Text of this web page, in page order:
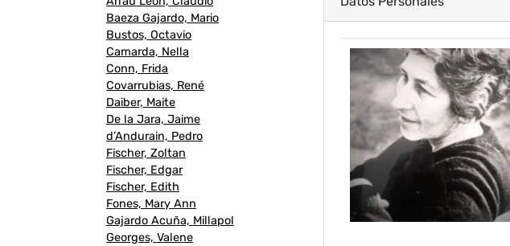
Baeza Gajardo, Mario
Bustos, Octavio
Camarda, Nella
Conn, Frida
Covarrubias, René
Daiber, Maite
De la Jara, Jaime
d’Andurain, Pedro
Fischer, Zoltan
Fischer, Edgar
Fischer, Edith
Fones, Mary Ann
Gajardo Acuña, Millapol
Georges, Valene
Propiedad Valor